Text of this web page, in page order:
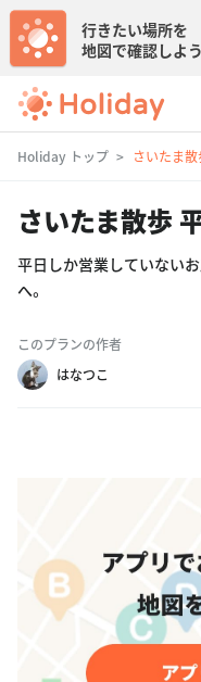
行きたい場所を
地図で確認しよう
Holiday トップ さいたま
さいたま散歩
平日しか営業していない
へ。
このプランの作者
はなつこ